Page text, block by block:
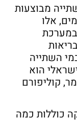
מבוצעות
אלו
השתייה
הוא
קוליפורם
כוללות כמה